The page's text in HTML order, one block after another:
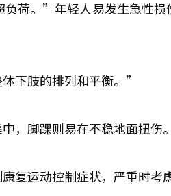
荷。”年轻人易发生急性损
下肢的排列和平衡。”
，脚踝则易在不稳地面扭伤。
复运动控制症状，严重时考